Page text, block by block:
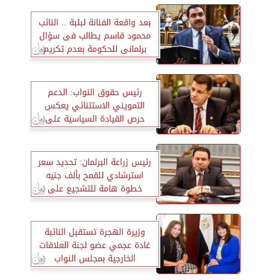
بعد واقعة الفنانة لبلبة .. النائب
محمود قاسم يطالب فى سؤال
برلمانى للحكومة بعدم تكريم
الرموز على نفقة الدولة
رئيس حقوق النواب: الدعم
التمويني الاستثنائي يعكس
حرص القيادة السياسية على
حماية محدودي الدخل
رئيس زراعة البرلمان: تحديد سعر
استرشادي للقمح بألف جنيه
خطوة هامة للتشجيع على
توريده
وزيرة الهجرة تستقبل النائبة
غادة عجمي عضو لجنة العلاقات
الخارجية بمجلس النواب